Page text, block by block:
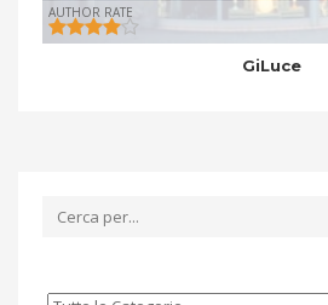
AUTHOR RATE
GiLuce